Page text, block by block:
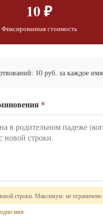
10 ₽
Фиксированная стоимость
10 руб. за каждое имя
*
строки. Максимум: не ограничено
имя